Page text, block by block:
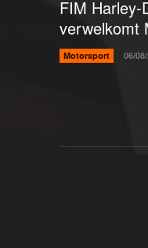
FIM Harley-
verwelkomt
Motorsport 06/